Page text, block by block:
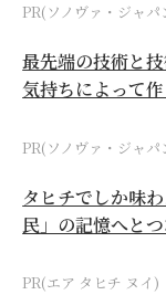
PR(ソノヴァ・ジャ
最先端の技術と
気持ちによって
PR(ソノヴァ・ジャ
タヒチでしか味
民」の記憶へと
PR(エア タヒチ ヌイ)